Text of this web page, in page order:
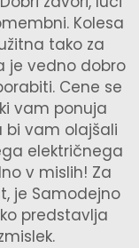
Kolesa
tako za
je vedno dobro
Cene se
vam ponuja
bi vam olajšali
električnega
v mislih! Za
je Samodejno
predstavlja